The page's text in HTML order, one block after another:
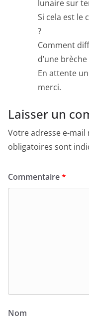
lunaire sur
Si cela est le
?
Comment
d’une
En attente
merci.
Laisser un
Votre adresse e-mail
obligatoires sont
Commentaire*
Nom